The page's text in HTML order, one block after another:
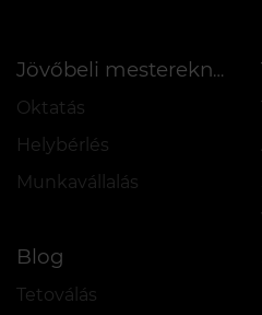
Jövőbeli mestereknek
Oktatás
Helybérlés
Munkavállalás
Blog
Tetoválás